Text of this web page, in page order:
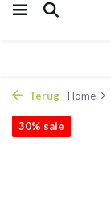
Terug Home
30% sale